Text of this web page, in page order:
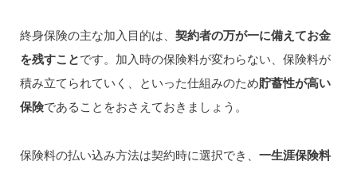
終身保険の主な加入目的は、 契約者の万が一に備えてお金
を残すことです。加入時の保険料が変わらない、保険料が
積み立てられていく、といった仕組みのため貯蓄性が高い
保険であることをおさえておきましょう。
保険料の払い込み方法は契約時に選択でき、 一生涯保険料